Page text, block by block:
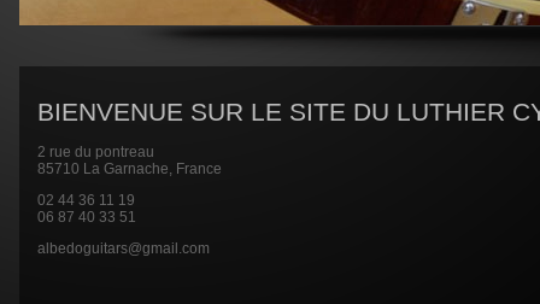
BIENVENUE SUR LE SITE DU LUTHIER
2 rue du pontreau
85710 La Garnache, France
02 44 36 11 19
06 87 40 33 51
albedoguitars@gmail.com